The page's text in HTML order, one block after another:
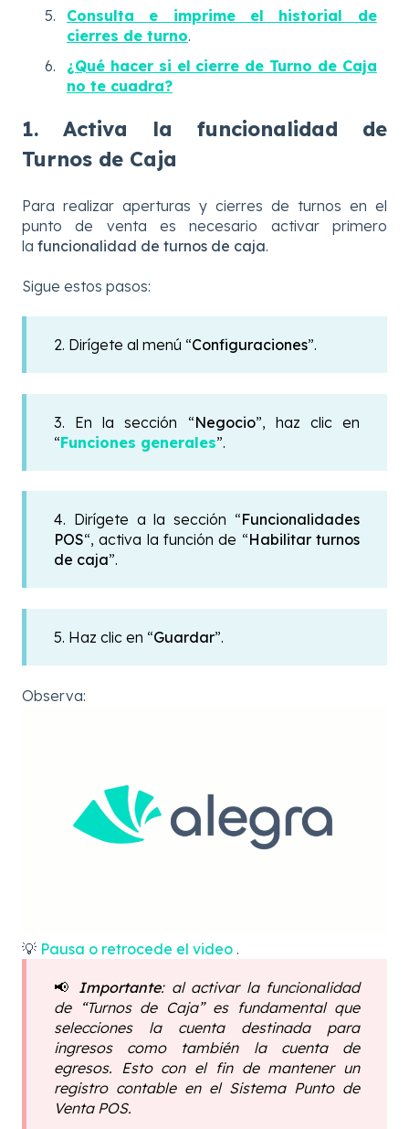
Consulta e imprime el historial de
cierres de turno.
¿Qué hacer si el cierre de Turno de Caja
no te cuadra?
1. Activa la funcionalidad de
Turnos de Caja
Para realizar aperturas y cierres de turnos en el
punto de venta es necesario activar primero
la funcionalidad de turnos de caja.
Sigue estos pasos:
2. Dirígete al menú “Configuraciones”.
3. En la sección “Negocio”, haz clic en
“Funciones generales”.
4. Dirígete a la sección “Funcionalidades
POS“, activa la función de “Habilitar turnos
de caja”.
5. Haz clic en “Guardar”.
Observa:
💡 Pausa o retrocede el video .
📢 Importante: al activar la funcionalidad
de “Turnos de Caja” es fundamental que
selecciones la cuenta destinada para
ingresos como también la cuenta de
egresos. Esto con el fin de mantener un
registro contable en el Sistema Punto de
Venta POS.